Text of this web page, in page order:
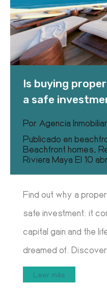
Is buying
a safe
Por Agencia
Publicado en
Beachfront homes,
Riviera Maya El 10
Find out why a
safe investment: it
capital gain and the
dreamed of.
Leer más